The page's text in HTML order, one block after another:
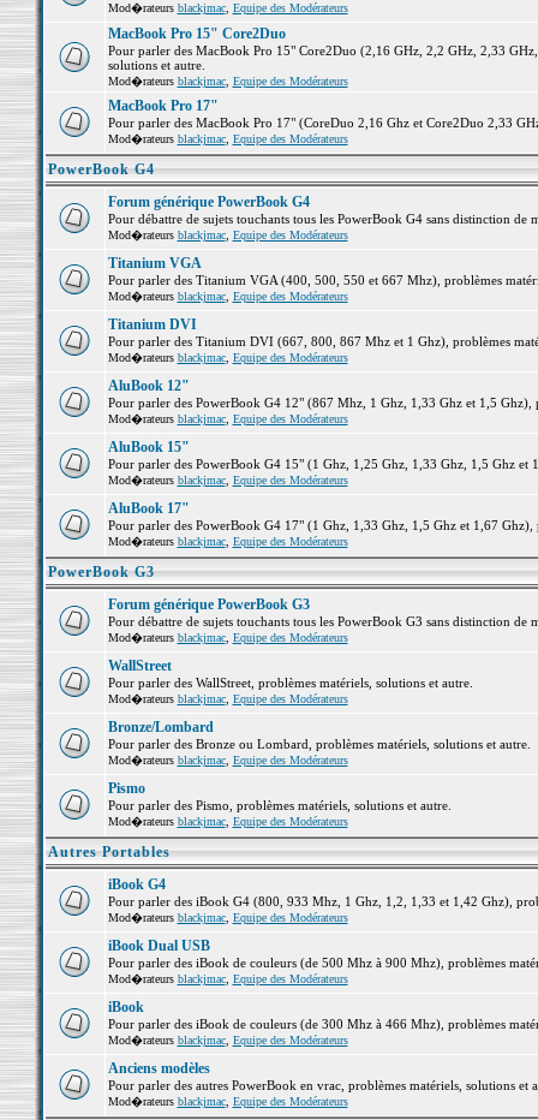
Mod�rateurs blackjmac, Equipe des Modérateurs
MacBook Pro 15" Core2Duo
Pour parler des MacBook Pro 15" Core2Duo (2,16 GHz, 2,2 GHz, 2,33
solutions et autre.
Mod�rateurs blackjmac, Equipe des Modérateurs
MacBook Pro 17"
Pour parler des MacBook Pro 17" (CoreDuo 2,16 Ghz et Core2Duo 2,33
Mod�rateurs blackjmac, Equipe des Modérateurs
PowerBook G4
Forum générique PowerBook G4
Pour débattre de sujets touchants tous les PowerBook G4 sans distinction de
Mod�rateurs blackjmac, Equipe des Modérateurs
Titanium VGA
Pour parler des Titanium VGA (400, 500, 550 et 667 Mhz), problèmes
Mod�rateurs blackjmac, Equipe des Modérateurs
Titanium DVI
Pour parler des Titanium DVI (667, 800, 867 Mhz et 1 Ghz), problèmes
Mod�rateurs blackjmac, Equipe des Modérateurs
AluBook 12"
Pour parler des PowerBook G4 12" (867 Mhz, 1 Ghz, 1,33 Ghz et 1,5 Ghz),
Mod�rateurs blackjmac, Equipe des Modérateurs
AluBook 15"
Pour parler des PowerBook G4 15" (1 Ghz, 1,25 Ghz, 1,33 Ghz, 1,5 Ghz et
Mod�rateurs blackjmac, Equipe des Modérateurs
AluBook 17"
Pour parler des PowerBook G4 17" (1 Ghz, 1,33 Ghz, 1,5 Ghz et 1,67 Ghz),
Mod�rateurs blackjmac, Equipe des Modérateurs
PowerBook G3
Forum générique PowerBook G3
Pour débattre de sujets touchants tous les PowerBook G3 sans distinction de
Mod�rateurs blackjmac, Equipe des Modérateurs
WallStreet
Pour parler des WallStreet, problèmes matériels, solutions et autre.
Mod�rateurs blackjmac, Equipe des Modérateurs
Bronze/Lombard
Pour parler des Bronze ou Lombard, problèmes matériels, solutions et autre.
Mod�rateurs blackjmac, Equipe des Modérateurs
Pismo
Pour parler des Pismo, problèmes matériels, solutions et autre.
Mod�rateurs blackjmac, Equipe des Modérateurs
Autres Portables
iBook G4
Pour parler des iBook G4 (800, 933 Mhz, 1 Ghz, 1,2, 1,33 et 1,42 Ghz),
Mod�rateurs blackjmac, Equipe des Modérateurs
iBook Dual USB
Pour parler des iBook de couleurs (de 500 Mhz à 900 Mhz), problèmes
Mod�rateurs blackjmac, Equipe des Modérateurs
iBook
Pour parler des iBook de couleurs (de 300 Mhz à 466 Mhz), problèmes
Mod�rateurs blackjmac, Equipe des Modérateurs
Anciens modèles
Pour parler des autres PowerBook en vrac, problèmes matériels, solutions et
Mod�rateurs blackjmac, Equipe des Modérateurs